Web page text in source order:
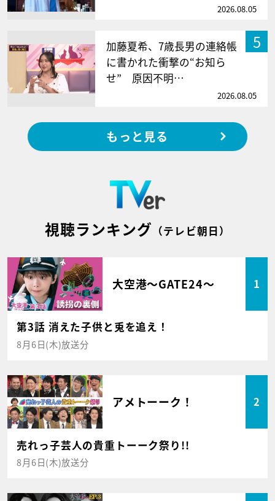
2026.08.05
5
加藤夏希、7歳長男の連絡帳
に書かれた衝撃の“お知ら
せ” 原因不明…
2026.08.05
もっと見る
視聴ランキング （テレビ朝日）
大空港～GATE24～ 1
第3話 消えた子供と兎を追え！
8月6日(木)放送分
アメトーーク！ 2
売れっ子芸人の貴重トーーク祭り!!
8月6日(木)放送分